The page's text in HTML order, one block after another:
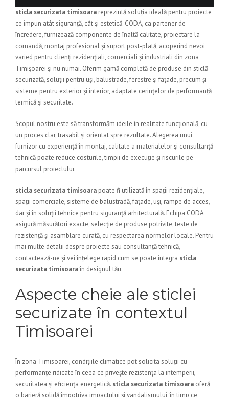
sticla securizata timisoara reprezintă soluția ideală pentru proiecte
ce impun atât siguranță, cât și estetică. CODA, ca partener de
încredere, furnizează componente de înaltă calitate, proiectare la
comandă, montaj profesional și suport post-plată, acoperind nevoi
varied pentru clienți rezidențiali, comerciali și industriali din zona
Timișoarei și nu numai. Oferim gamă completă de produse din sticlă
securizată, soluții pentru uși, balustrade, ferestre și fațade, precum și
sisteme pentru exterior și interior, adaptate cerințelor de performanță
termică și securitate.
Scopul nostru este să transformăm ideile în realitate funcțională, cu
un proces clar, trasabil și orientat spre rezultate. Alegerea unui
furnizor cu experiență în montaj, calitate a materialelor și consultanță
tehnică poate reduce costurile, timpii de execuție și riscurile pe
parcursul proiectului.
sticla securizata timisoara poate fi utilizată în spații rezidențiale,
spații comerciale, sisteme de balustradă, fațade, uși, rampe de acces,
dar și în soluții tehnice pentru siguranță arhitecturală. Echipa CODA
asigură măsurători exacte, selecție de produse potrivite, teste de
rezistență și asamblare curată, cu respectarea normelor locale. Pentru
mai multe detalii despre proiecte sau consultanță tehnică,
contactează-ne și vei înțelege rapid cum se poate integra sticla
securizata timisoaraîn designul tău.
Aspecte cheie ale sticlei
securizate în contextul
Timisoarei
În zona Timisoarei, condițiile climatice pot solicita soluții cu
performanțe ridicate în ceea ce privește rezistența la intemperii,
securitatea și eficiența energetică. sticla securizata timisoara oferă
o barieră solidă împotriva impactului și vandalismului, în timp ce